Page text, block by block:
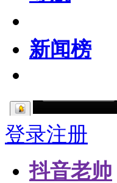
新闻榜
登录注册
抖音老帅